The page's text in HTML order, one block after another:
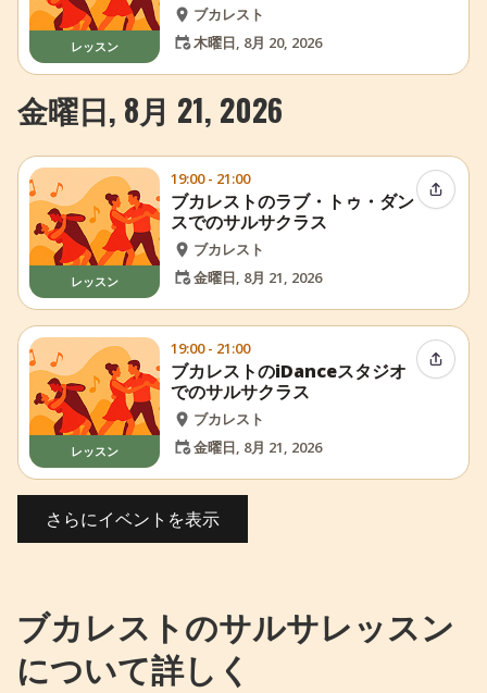
レッスン
ブカレスト
木曜日, 8月 20, 2026
金曜日, 8月 21, 2026
レッスン
19:00 - 21:00
ブカレストのラブ・トゥ・ダン
スでのサルサクラス
ブカレスト
金曜日, 8月 21, 2026
イベン
レッスン
19:00 - 21:00
ブカレストのiDanceスタジオ
でのサルサクラス
ブカレスト
金曜日, 8月 21, 2026
イベン
さらにイベントを表示
ブカレストのサルサレッスン
について詳しく